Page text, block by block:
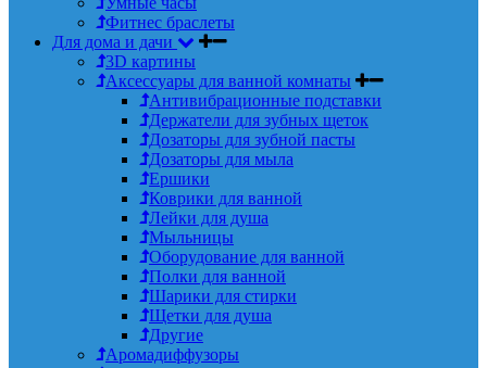
Фитнес браслеты
Для дома и дачи
3D картины
Аксессуары для ванной комнаты
Антивибрационные подставки
Держатели для зубных щеток
Дозаторы для зубной пасты
Дозаторы для мыла
Ершики
Коврики для ванной
Лейки для душа
Мыльницы
Оборудование для ванной
Полки для ванной
Шарики для стирки
Щетки для душа
Другие
Аромадиффузоры